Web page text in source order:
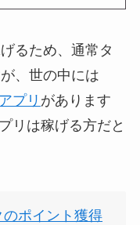
るため、通常タ
、世の中には
プリ があります
リは稼げる方だと
ポイント獲得